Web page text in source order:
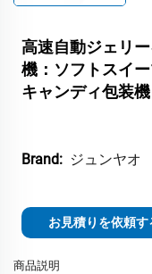
高速自動ジェリ
機：ソフトスイ
キャンディ包装機
Brand: ジュンヤオ
お見積りを依頼す
商品説明